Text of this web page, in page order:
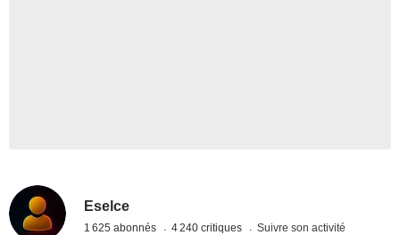
Eselce
1 625 abonnés 4 240 critiques Suivre son activité